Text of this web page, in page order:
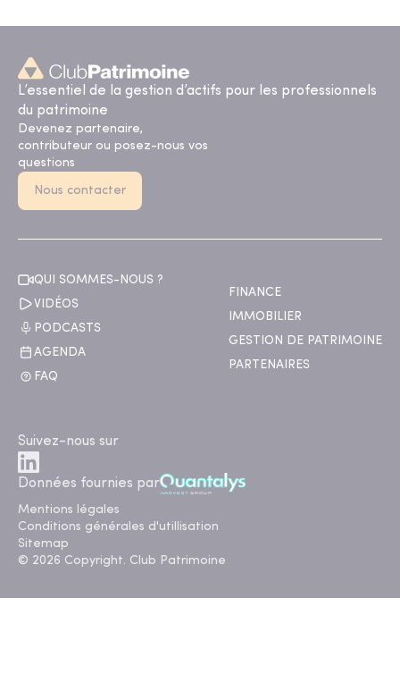
L’essentiel de la gestion d’actifs pour les professionnels
du patrimoine
Devenez partenaire,
contributeur ou posez-nous vos
questions
Nous contacter
QUI SOMMES-NOUS ?
VIDÉOS
PODCASTS
AGENDA
FAQ
FINANCE
IMMOBILIER
GESTION DE PATRIMOINE
PARTENAIRES
Suivez-nous sur
Données fournies par
Mentions légales
Conditions générales d'utillisation
Sitemap
© 2026 Copyright. Club Patrimoine